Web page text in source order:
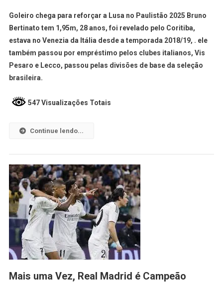
Goleiro chega para reforçar a Lusa no Paulistão 2025 Bruno
Bertinato tem 1,95m, 28 anos, foi revelado pelo Coritiba,
estava no Venezia da Itália desde a temporada 2018/19, . ele
também passou por empréstimo pelos clubes italianos, Vis
Pesaro e Lecco, passou pelas divisões de base da seleção
brasileira.
547 Visualizações Totais
Continue lendo...
Mais uma Vez, Real Madrid é Campeão